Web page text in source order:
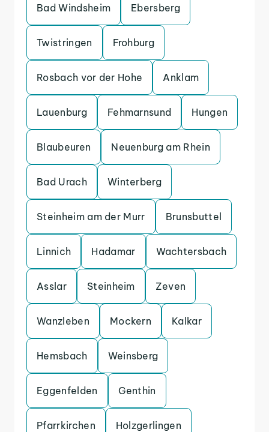
Bad Windsheim Ebersberg
Twistringen Frohburg
Rosbach vor der Hohe Anklam
Lauenburg Fehmarnsund Hungen
Blaubeuren Neuenburg am Rhein
Bad Urach Winterberg
Steinheim am der Murr Brunsbuttel
Linnich Hadamar Wachtersbach
Asslar Steinheim Zeven
Wanzleben Mockern Kalkar
Hemsbach Weinsberg
Eggenfelden Genthin
Pfarrkirchen Holzgerlingen